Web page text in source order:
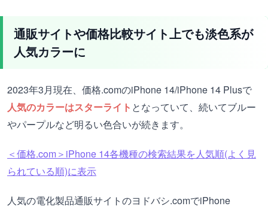
通販サイトや価格比較サイト上でも淡色系が
人気カラーに
2023年3月現在、価格.comのiPhone 14/iPhone 14 Plusで
人気のカラーはスターライト となっていて、続いてブルー
やパープルなど明るい色合いが続きます。
＜価格.com＞iPhone 14各機種の検索結果を人気順(よく見
られている順)に表示
人気の電化製品通販サイトのヨドバシ.comでiPhone